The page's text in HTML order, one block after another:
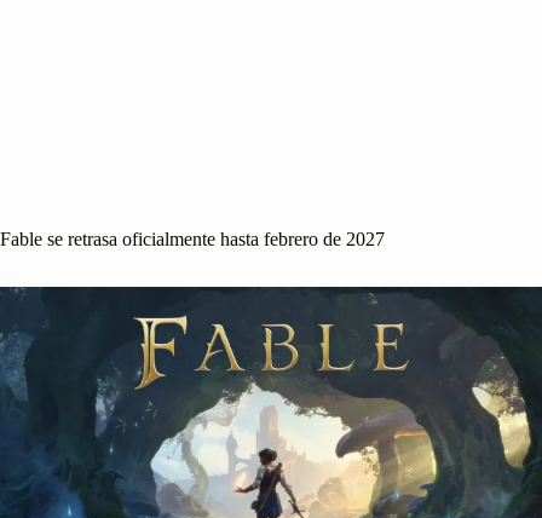
Fable se retrasa oficialmente hasta febrero de 2027